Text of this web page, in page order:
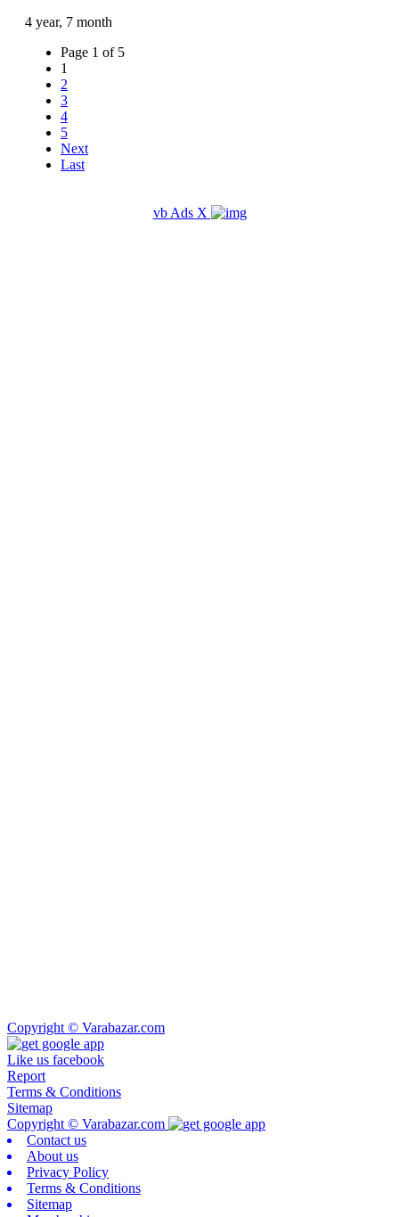
4 year, 7 month
Page 1 of 5
1
2
3
4
5
Next
Last
vb Ads X
Copyright © Varabazar.com
Like us facebook
Report
Terms & Conditions
Sitemap
Copyright © Varabazar.com
Contact us
About us
Privacy Policy
Terms & Conditions
Sitemap